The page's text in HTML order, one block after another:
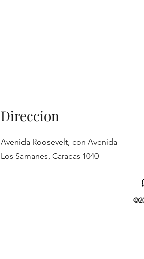
Direccion
Avenida Roosevelt, con Avenida
Los Samanes, Caracas 1040